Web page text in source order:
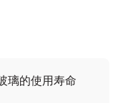
璃的使用寿命